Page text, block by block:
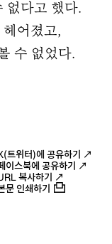
없다고 했다.
어졌고,
수 없었다.
트위터)에 공유하기 ↗
이스북에 공유하기 ↗
복사하기 ↗
문 인쇄하기